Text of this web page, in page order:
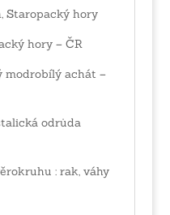
Staropacký hory
hory – ČR
modrobílý achát –
odrůda
: rak, váhy